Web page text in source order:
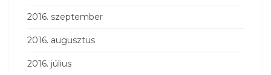
2016. szeptember
2016. augusztus
2016. július